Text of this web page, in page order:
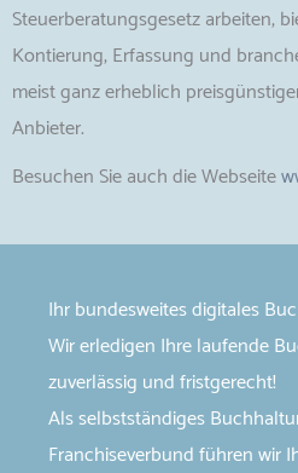
Steuerberatungsgesetz arbeiten,
Kontierung, Erfassung und
meist ganz erheblich
Anbieter.
Besuchen Sie auch die Webseite
Ihr bundesweites digitales
Wir erledigen Ihre laufende
zuverlässig und fristgerecht!
Als selbstständiges
Franchiseverbund führen wir